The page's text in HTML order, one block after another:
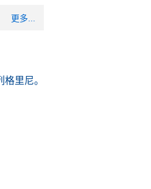
更多...
里尼。